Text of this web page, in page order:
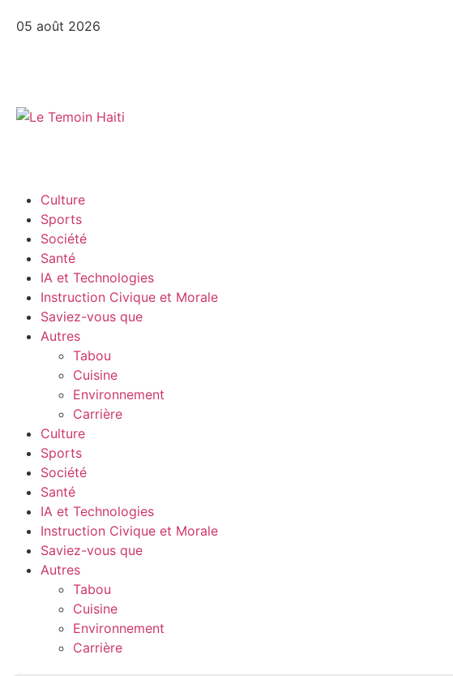
05 août 2026
Culture
Sports
Société
Santé
IA et Technologies
Instruction Civique et Morale
Saviez-vous que
Autres
Tabou
Cuisine
Environnement
Carrière
Culture
Sports
Société
Santé
IA et Technologies
Instruction Civique et Morale
Saviez-vous que
Autres
Tabou
Cuisine
Environnement
Carrière